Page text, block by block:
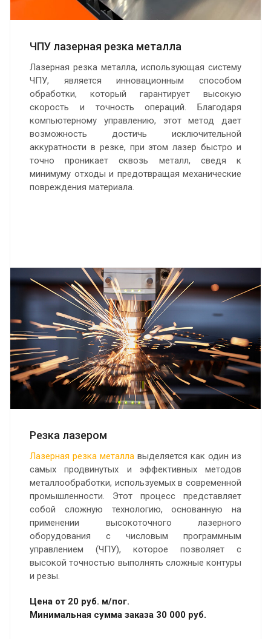
ЧПУ лазерная резка металла
Лазерная резка металла, использующая систему
ЧПУ, является инновационным способом
обработки, который гарантирует высокую
скорость и точность операций. Благодаря
компьютерному управлению, этот метод дает
возможность достичь исключительной
аккуратности в резке, при этом лазер быстро и
точно проникает сквозь металл, сведя к
минимуму отходы и предотвращая механические
повреждения материала.
Резка лазером
Лазерная резка металла выделяется как один из
самых продвинутых и эффективных методов
металлообработки, используемых в современной
промышленности. Этот процесс представляет
собой сложную технологию, основанную на
применении высокоточного лазерного
оборудования с числовым программным
управлением (ЧПУ), которое позволяет с
высокой точностью выполнять сложные контуры
и резы.
Цена от 20 руб. м/пог.
Минимальная сумма заказа 30 000 руб.